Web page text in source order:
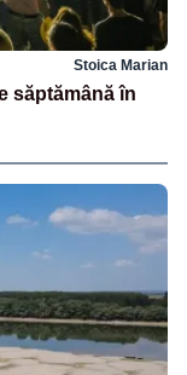
Stoica Marian
săptămână în